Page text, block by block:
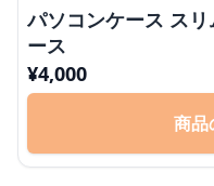
パソコンケース ス
ース
¥4,000
商品